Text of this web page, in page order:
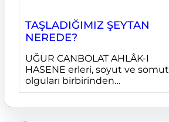
TAŞLADIĞIMIZ ŞEYTAN
NEREDE?
UĞUR CANBOLAT AHLÂK-I
HASENE erleri, soyut ve somut
olguları birbirinden…